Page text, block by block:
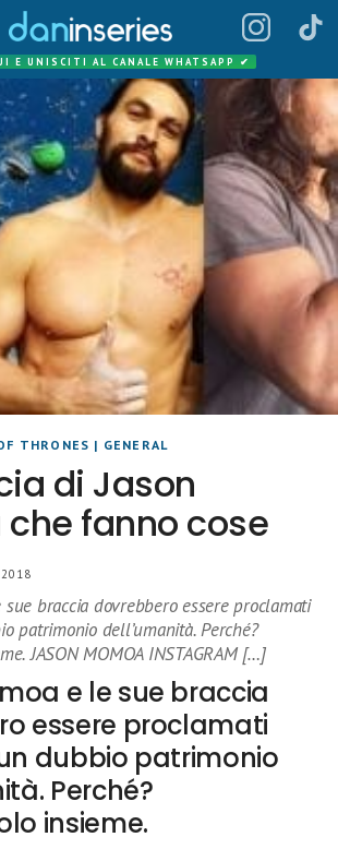
E UNISCITI AL CANALE WHATSAPP ✔
THRONES | GENERAL
di Jason
fanno cose
sue braccia dovrebbero essere proclamati
patrimonio dell’umanità. Perché?
JASON MOMOA INSTAGRAM […]
e le sue braccia
essere proclamati
dubbio patrimonio
Perché?
insieme.